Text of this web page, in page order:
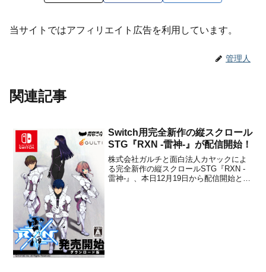
当サイトではアフィリエイト広告を利用しています。
管理人
関連記事
Switch用完全新作の縦スクロール
STG『RXN -雷神-』が配信開始！
株式会社ガルチと面白法人カヤックによ
る完全新作の縦スクロールSTG『RXN -
雷神-』、本日12月19日から配信開始とな